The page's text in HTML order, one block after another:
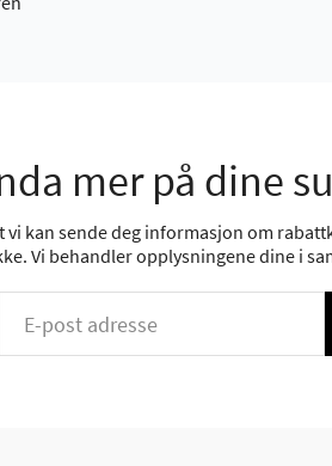
mer på dine
kan sende deg informasjon om
Vi behandler opplysningene dine i